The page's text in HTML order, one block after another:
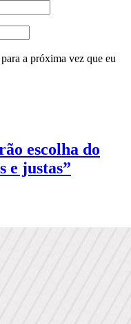
a próxima vez que eu
escolha do
e justas”